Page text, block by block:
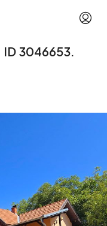
ID 3046653.